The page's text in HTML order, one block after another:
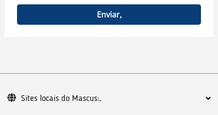
Enviar,
Sites locais do Mascus:,